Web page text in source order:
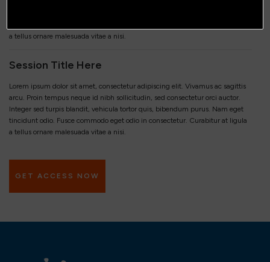
a tellus ornare malesuada vitae a nisi.
Session Title Here
Lorem ipsum dolor sit amet, consectetur adipiscing elit. Vivamus ac sagittis
arcu. Proin tempus neque id nibh sollicitudin, sed consectetur orci auctor.
Integer sed turpis blandit, vehicula tortor quis, bibendum purus. Nam eget
tincidunt odio. Fusce commodo eget odio in consectetur. Curabitur at ligula
a tellus ornare malesuada vitae a nisi.
GET ACCESS NOW